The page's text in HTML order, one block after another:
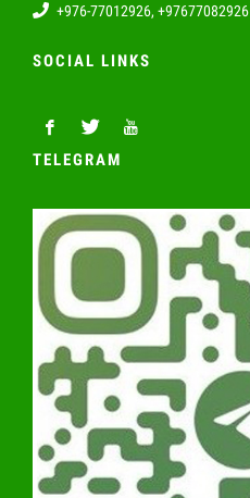
+976-77012926, +97677082926
SOCIAL LINKS
TELEGRAM